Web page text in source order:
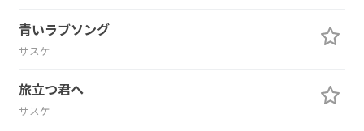
青いラブソング
サスケ
旅立つ君へ
サスケ